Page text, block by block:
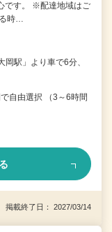
です。 ※配達地域はご
時…
駅」より車で6分、
自由選択 （3～6時間
載終了日： 2027/03/14